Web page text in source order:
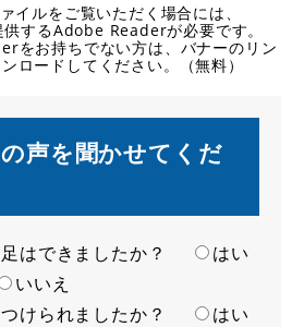
イルをご覧いただく場合には、
するAdobe Readerが必要です。
をお持ちでない方は、バナーのリン
ロードしてください。（無料）
声を聞かせてくだ
足はできましたか？
はい
いいえ
つけられましたか？
はい